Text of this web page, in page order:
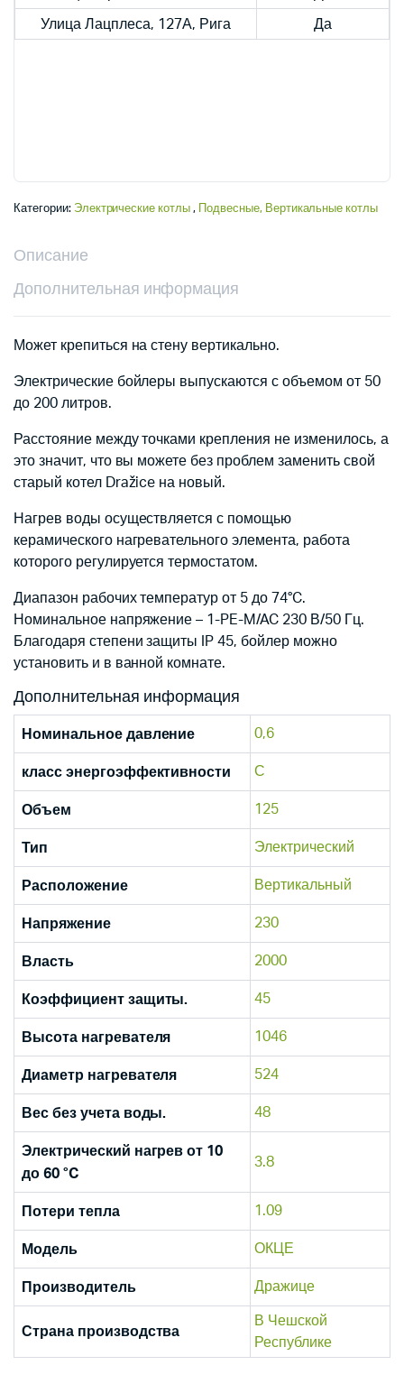
Улица Лацплеса, 127А, Рига Да
Категории: Электрические котлы , Подвесные, Вертикальные котлы
Описание
Дополнительная информация
Может крепиться на стену вертикально.
Электрические бойлеры выпускаются с объемом от 50
до 200 литров.
Расстояние между точками крепления не изменилось, а
это значит, что вы можете без проблем заменить свой
старый котел Dražice на новый.
Нагрев воды осуществляется с помощью
керамического нагревательного элемента, работа
которого регулируется термостатом.
Диапазон рабочих температур от 5 до 74°C.
Номинальное напряжение – 1-PE-M/AC 230 В/50 Гц.
Благодаря степени защиты IP 45, бойлер можно
установить и в ванной комнате.
Дополнительная информация
Номинальное давление 0,6
класс энергоэффективности С
Объем 125
Тип Электрический
Расположение Вертикальный
Напряжение 230
Власть 2000
Коэффициент защиты. 45
Высота нагревателя 1046
Диаметр нагревателя 524
Вес без учета воды. 48
Электрический нагрев от 10
до 60 °C
3.8
Потери тепла 1.09
Модель ОКЦЕ
Производитель Дражице
Страна производства
В Чешской
Республике